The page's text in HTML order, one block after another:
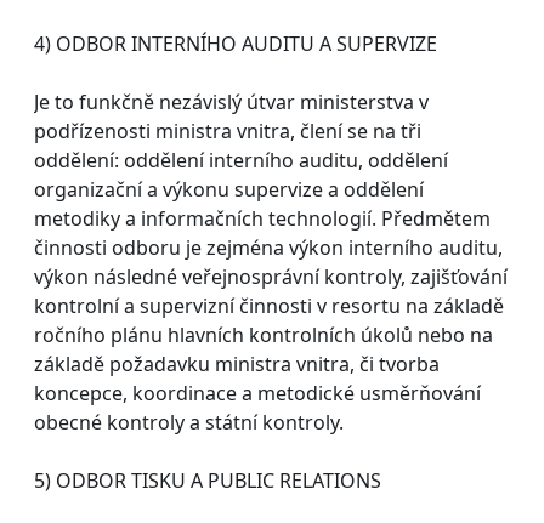
4) ODBOR INTERNÍHO AUDITU A SUPERVIZE
Je to funkčně nezávislý útvar ministerstva v
podřízenosti ministra vnitra, člení se na tři
oddělení: oddělení interního auditu, oddělení
organizační a výkonu supervize a oddělení
metodiky a informačních technologií. Předmětem
činnosti odboru je zejména výkon interního auditu,
výkon následné veřejnosprávní kontroly, zajišťování
kontrolní a supervizní činnosti v resortu na základě
ročního plánu hlavních kontrolních úkolů nebo na
základě požadavku ministra vnitra, či tvorba
koncepce, koordinace a metodické usměrňování
obecné kontroly a státní kontroly.
5) ODBOR TISKU A PUBLIC RELATIONS